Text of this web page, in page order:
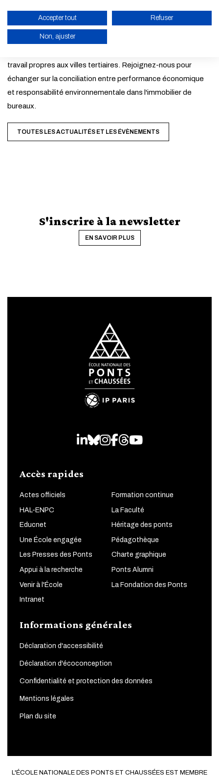
ACTIVER LE MODE ÉCO
ANNULER
Cette journée s'adresse aux professionnels de l'immobilier,
investisseurs, utilisateurs, architectes, urbanistes et aux
travail propres aux villes tertiaires. Rejoignez-nous pour
échanger sur la conciliation entre performance économique
et responsabilité environnementale dans l'immobilier de
bureaux.
TOUTES LES ACTUALITÉS ET LES ÉVÈNEMENTS
S'inscrire à la newsletter
EN SAVOIR PLUS
LinkedIn
Bluesky
Instagram
Facebook
Threads
Youtube
Accès rapides
Actes officiels Formation continue
HAL-ENPC La Faculté
Educnet Héritage des ponts
Une École engagée Pédagothèque
Les Presses des Ponts Charte graphique
Appui à la recherche Ponts Alumni
Venir à l'École La Fondation des Ponts
Intranet
Informations générales
Déclaration d'accessibilité
Déclaration d'écoconception
Confidentialité et protection des données
Mentions légales
Plan du site
L'ÉCOLE NATIONALE DES PONTS ET CHAUSSÉES EST MEMBRE
Accepter tout Refuser
Non, ajuster